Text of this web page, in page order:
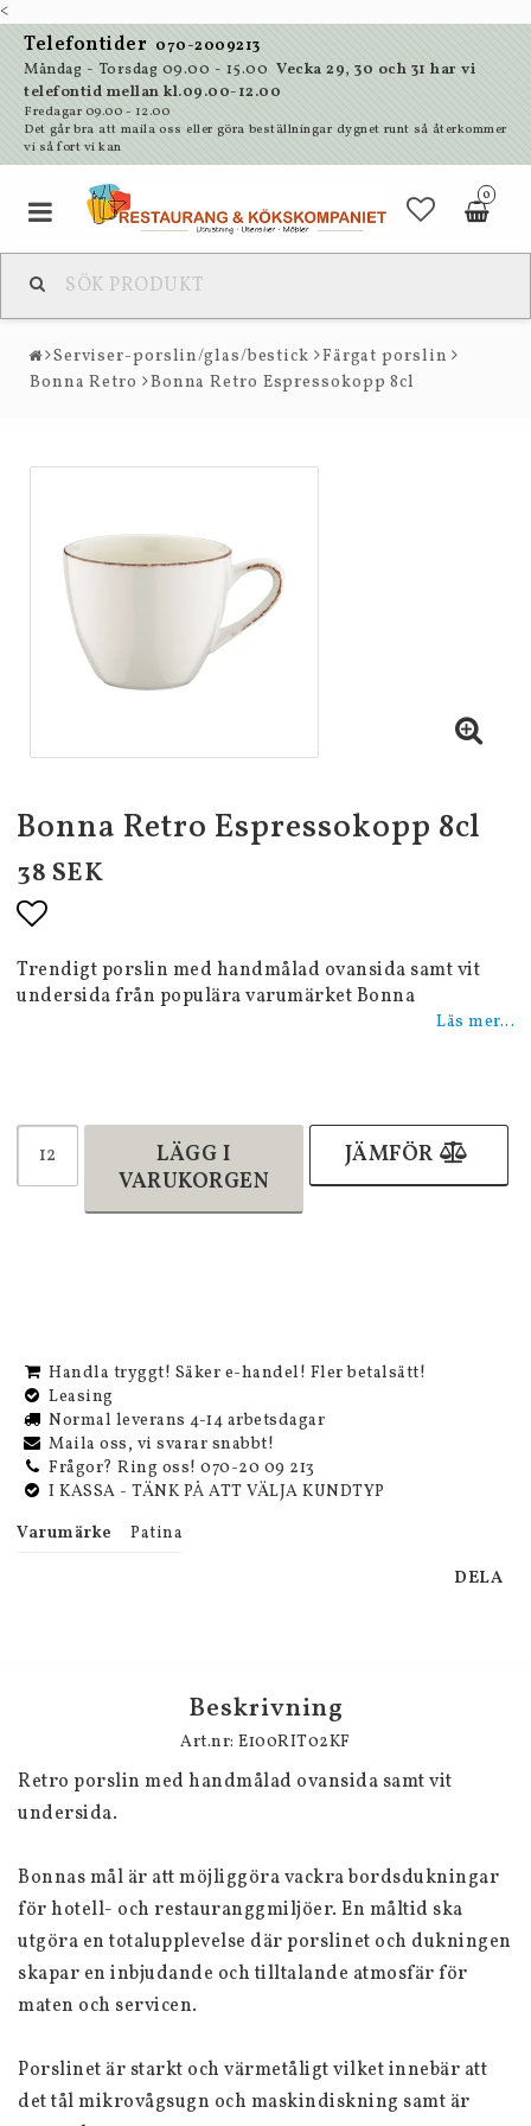
<
Telefontider 070-2009213
Måndag - Torsdag 09.00 - 15.00 Vecka 29, 30 och 31 har vi
telefontid mellan kl.09.00-12.00
Fredagar 09.00 - 12.00
Det går bra att maila oss eller göra beställningar dygnet runt så återkommer
vi så fort vi kan
0
Serviser-porslin/glas/bestick
Färgat porslin
Bonna Retro
Bonna Retro Espressokopp 8cl
Bonna Retro Espressokopp 8cl
38 SEK
Lägg till i favoritlistan
Trendigt porslin med handmålad ovansida samt vit
undersida från populära varumärket Bonna
Läs mer...
LÄGG I
VARUKORGEN
JÄMFÖR
Handla tryggt! Säker e-handel! Fler betalsätt!
Leasing
Normal leverans 4-14 arbetsdagar
Maila oss, vi svarar snabbt!
Frågor? Ring oss! 070-20 09 213
I KASSA - TÄNK PÅ ATT VÄLJA KUNDTYP
Varumärke
Patina
DELA
Beskrivning
Art.nr: E100RIT02KF
Retro porslin med handmålad ovansida samt vit
undersida.
Bonnas mål är att möjliggöra vackra bordsdukningar
för hotell- och restauranggmiljöer. En måltid ska
utgöra en totalupplevelse där porslinet och dukningen
skapar en inbjudande och tilltalande atmosfär för
maten och servicen.
Porslinet är starkt och värmetåligt vilket innebär att
det tål mikrovågsugn och maskindiskning samt är